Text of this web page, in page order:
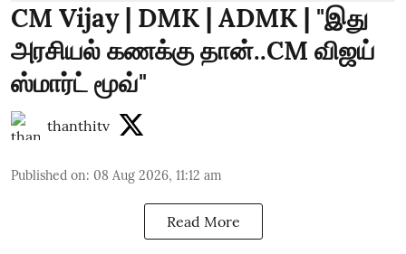
CM Vijay | DMK | ADMK | "இது
அரசியல் கணக்கு தான்..CM விஜய்
ஸ்மார்ட் மூவ்"
thanthitv
Published on: 08 Aug 2026, 11:12 am
Read More